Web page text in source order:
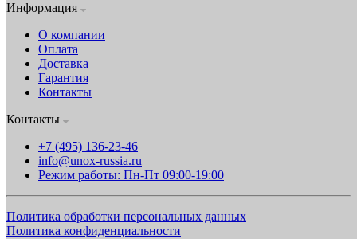
Информация
О компании
Оплата
Доставка
Гарантия
Контакты
Контакты
+7 (495) 136-23-46
info@unox-russia.ru
Режим работы: Пн-Пт 09:00-19:00
Политика обработки персональных данных
Политика конфиденциальности